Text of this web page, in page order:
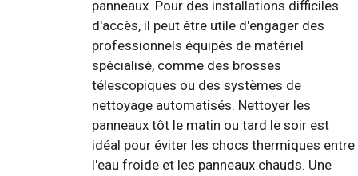
panneaux. Pour des installations difficiles
d'accès, il peut être utile d'engager des
professionnels équipés de matériel
spécialisé, comme des brosses
télescopiques ou des systèmes de
nettoyage automatisés. Nettoyer les
panneaux tôt le matin ou tard le soir est
idéal pour éviter les chocs thermiques entre
l'eau froide et les panneaux chauds. Une